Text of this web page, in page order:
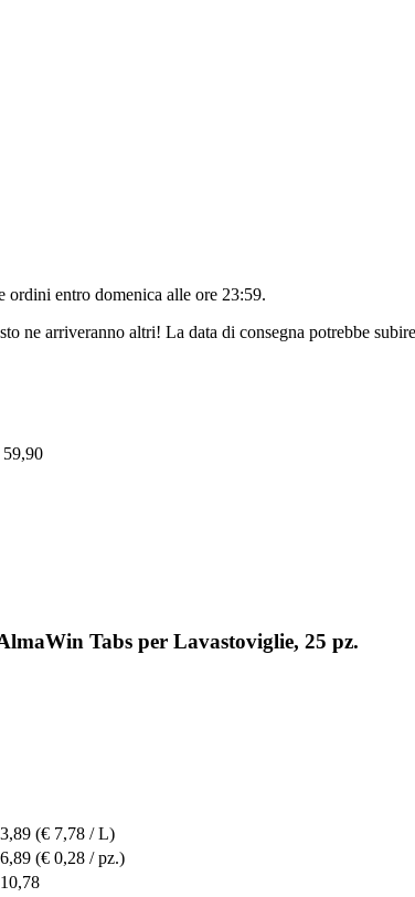
ordini entro domenica alle ore 23:59.
ne arriveranno altri! La data di consegna potrebbe
59,90
Tabs per Lavastoviglie, 25 pz.
(€ 7,78 / L)
(€ 0,28 / pz.)